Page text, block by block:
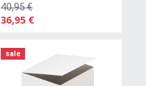
40,95 €
36,95 €
sale